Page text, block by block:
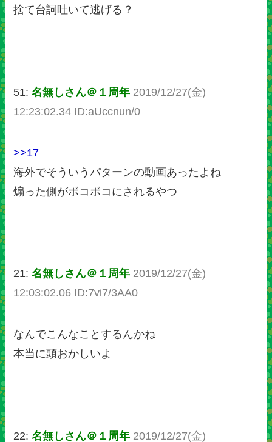
捨て台詞吐いて逃げる？
51:名無しさん＠１周年 2019/12/27(金)
12:23:02.34 ID:aUccnun/0
>>17
海外でそういうパターンの動画あったよね
煽った側がボコボコにされるやつ
21:名無しさん＠１周年 2019/12/27(金)
12:03:02.06 ID:7vi7/3AA0
なんでこんなことするんかね
本当に頭おかしいよ
22:名無しさん＠１周年 2019/12/27(金)